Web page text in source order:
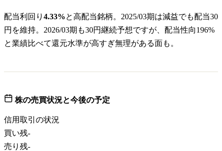
配当利回り 4.33%と高配当銘柄。2025/03期は減益でも配当30
円を維持。2026/03期も30円継続予想ですが、配当性向196%
と業績比べて還元水準が高すぎ無理がある面も。
株の売買状況と今後の予定
信用取引の状況
買い残-
売り残-